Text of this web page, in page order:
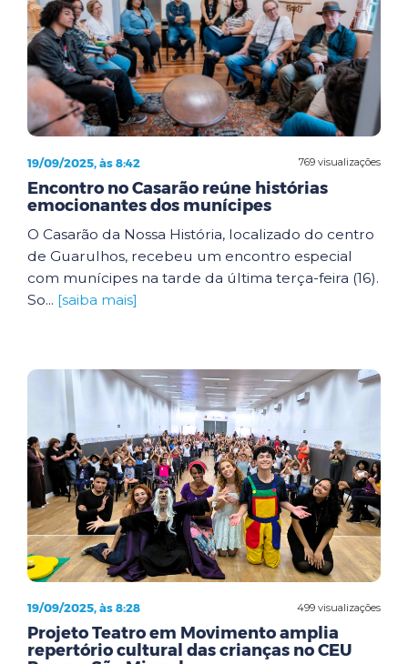
769 visualizações
19/09/2025, às 8:42
Encontro no Casarão reúne histórias
emocionantes dos munícipes
O Casarão da Nossa História, localizado do centro
de Guarulhos, recebeu um encontro especial
com munícipes na tarde da última terça-feira (16).
So... [saiba mais]
499 visualizações
19/09/2025, às 8:28
Projeto Teatro em Movimento amplia
repertório cultural das crianças no CEU